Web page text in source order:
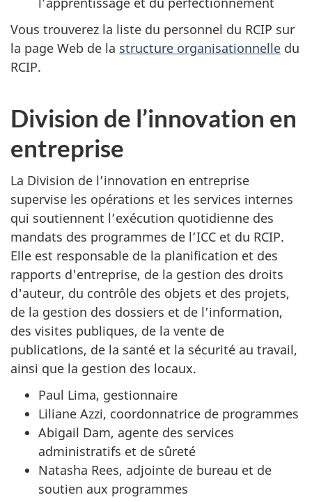
Vous trouverez la liste du personnel du RCIP sur
la page Web de la structure organisationnelle du
RCIP.
Division de l’innovation en
entreprise
La Division de l’innovation en entreprise
supervise les opérations et les services internes
qui soutiennent l’exécution quotidienne des
mandats des programmes de l’ICC et du RCIP.
Elle est responsable de la planification et des
rapports d'entreprise, de la gestion des droits
d'auteur, du contrôle des objets et des projets,
de la gestion des dossiers et de l’information,
des visites publiques, de la vente de
publications, de la santé et la sécurité au travail,
ainsi que la gestion des locaux.
Paul Lima, gestionnaire
Liliane Azzi, coordonnatrice de programmes
Abigail Dam, agente des services
administratifs et de sûreté
Natasha Rees, adjointe de bureau et de
soutien aux programmes